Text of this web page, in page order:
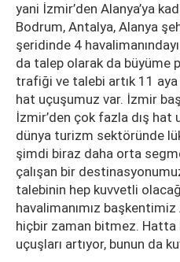
yani İzmir’den Alanya’ya
Bodrum, Antalya, Alanya
şeridinde 4
da talep olarak da büyüme
trafiği ve talebi artık 11 aya
hat uçuşumuz var. İzmir
İzmir’den çok fazla dış
dünya turizm sektöründe
şimdi biraz daha orta
çalışan bir
talebinin hep kuvvetli
havalimanımız
hiçbir zaman bitmez. Hatta
uçuşları artıyor, bunun da